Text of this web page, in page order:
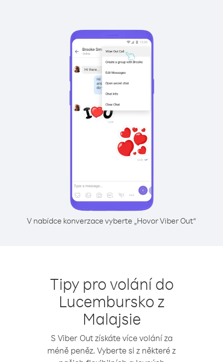
V nabídce konverzace vyberte „Hovor Viber Out“
Tipy pro volání do
Lucembursko z
Malajsie
S Viber Out získáte více volání za
méně peněz. Vyberte si z některé z